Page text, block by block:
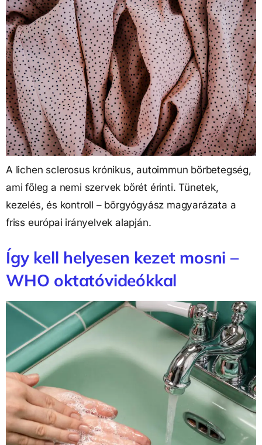
A lichen sclerosus krónikus, autoimmun bőrbetegség,
ami főleg a nemi szervek bőrét érinti. Tünetek,
kezelés, és kontroll – bőrgyógyász magyarázata a
friss európai irányelvek alapján.
Így kell helyesen kezet mosni –
WHO oktatóvideókkal